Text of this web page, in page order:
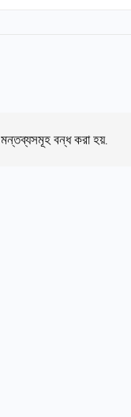
মন্তব্যসমূহ বন্ধ করা হয়.